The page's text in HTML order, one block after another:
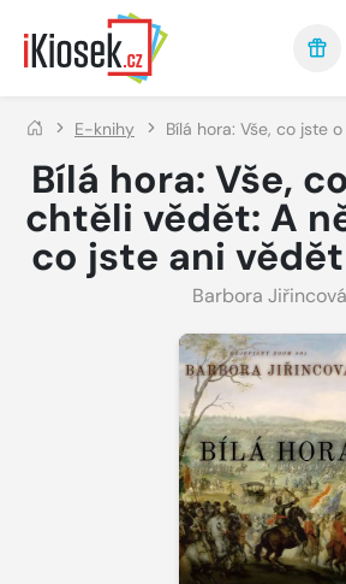
Přejít na hlavní obsah
E-knihy Bílá hora: Vše, co jste
Bílá hora: Vše,
chtěli vědět: A
co jste ani
Barbora Jiřincová